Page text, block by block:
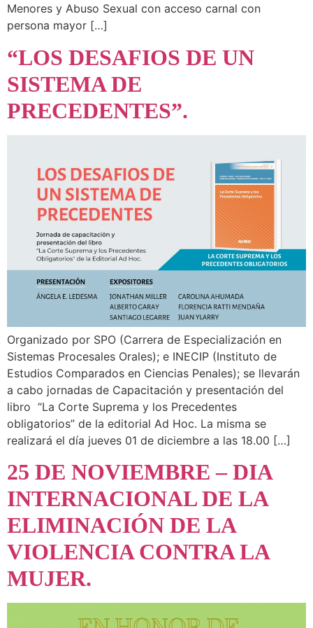
Menores y Abuso Sexual con acceso carnal con
persona mayor […]
“LOS DESAFIOS DE UN
SISTEMA DE
PRECEDENTES”.
Organizado por SPO (Carrera de Especialización en
Sistemas Procesales Orales); e INECIP (Instituto de
Estudios Comparados en Ciencias Penales); se llevarán
a cabo jornadas de Capacitación y presentación del
libro “La Corte Suprema y los Precedentes
obligatorios” de la editorial Ad Hoc. La misma se
realizará el día jueves 01 de diciembre a las 18.00 […]
25 DE NOVIEMBRE – DIA
INTERNACIONAL DE LA
ELIMINACIÓN DE LA
VIOLENCIA CONTRA LA
MUJER.